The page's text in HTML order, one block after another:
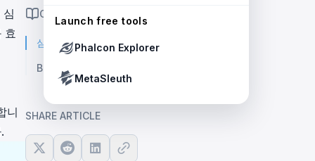
transaction.
USDT Freeze Checker
Tether’s blacklist in real time.
Report
2025 Crypto Crime Report
Handbook
Crypto Payment Compliance Handbook
Launch free tools
Phalcon Explorer
MetaSleuth
효
니
ON THIS PAGE
심층 분석: 종합적인 개요
BlockSec 소개
SHARE ARTICLE